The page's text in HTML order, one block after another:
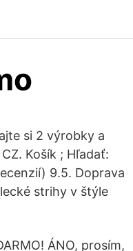
si 2 výrobky a
CZ. Košík ; Hľadať:
9.5. Doprava
strihy v štýle
ÁNO, prosím,